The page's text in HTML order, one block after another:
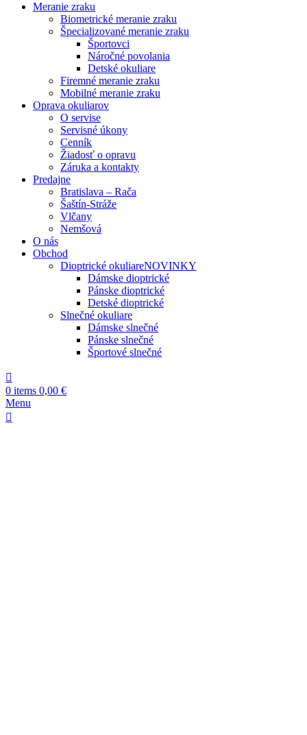
Meranie zraku
Biometrické meranie zraku
Špecializované meranie zraku
Športovci
Náročné povolania
Detské okuliare
Firemné meranie zraku
Mobilné meranie zraku
Oprava okuliarov
O servise
Servisné úkony
Cenník
Žiadosť o opravu
Záruka a kontakty
Predajne
Bratislava – Rača
Šaštín-Stráže
Vlčany
Nemšová
O nás
Obchod
Dioptrické okuliareNOVINKY
Dámske dioptrické
Pánske dioptrické
Detské dioptrické
Slnečné okuliare
Dámske slnečné
Pánske slnečné
Športové slnečné
0 items 0,00 €
Menu